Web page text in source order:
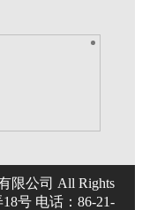
限公司 All Rights
号 电话：86-21-